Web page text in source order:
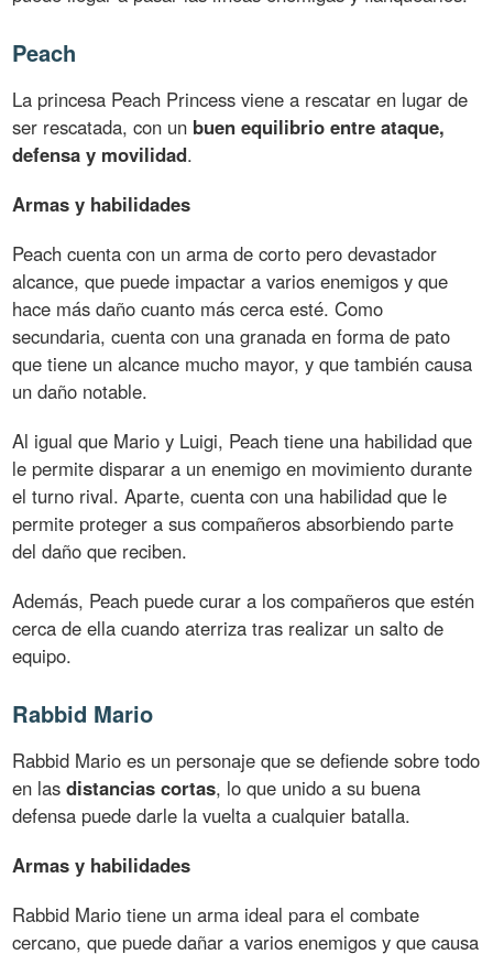
Peach
La princesa Peach Princess viene a rescatar en lugar de
ser rescatada, con un buen equilibrio entre ataque,
defensa y movilidad.
Armas y habilidades
Peach cuenta con un arma de corto pero devastador
alcance, que puede impactar a varios enemigos y que
hace más daño cuanto más cerca esté. Como
secundaria, cuenta con una granada en forma de pato
que tiene un alcance mucho mayor, y que también causa
un daño notable.
Al igual que Mario y Luigi, Peach tiene una habilidad que
le permite disparar a un enemigo en movimiento durante
el turno rival. Aparte, cuenta con una habilidad que le
permite proteger a sus compañeros absorbiendo parte
del daño que reciben.
Además, Peach puede curar a los compañeros que estén
cerca de ella cuando aterriza tras realizar un salto de
equipo.
Rabbid Mario
Rabbid Mario es un personaje que se defiende sobre todo
en lasdistancias cortas, lo que unido a su buena
defensa puede darle la vuelta a cualquier batalla.
Armas y habilidades
Rabbid Mario tiene un arma ideal para el combate
cercano, que puede dañar a varios enemigos y que causa